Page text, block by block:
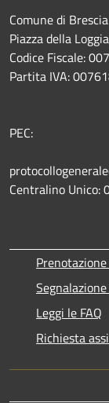
Comune di Brescia
Piazza della
Codice Fiscale:
Partita IVA:
PEC:
Centralino Unico:
Leggi le FAQ
Richiesta